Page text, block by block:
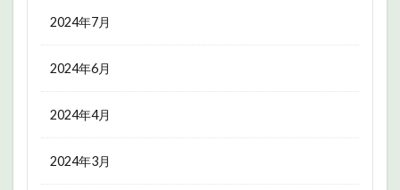
2024年7月
2024年6月
2024年4月
2024年3月